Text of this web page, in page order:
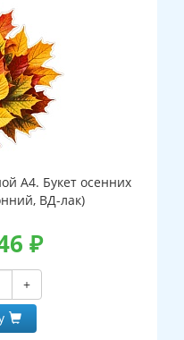
А4. Букет осенних
ВД-лак)
₽
+